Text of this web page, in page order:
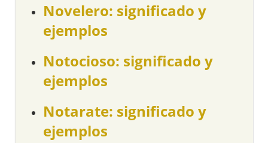
Novelero: significado y
ejemplos
Notocioso: significado y
ejemplos
Notarate: significado y
ejemplos